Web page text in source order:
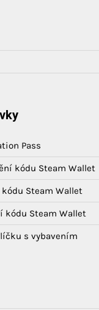
Pass
kódu Steam Wallet
Steam Wallet
kódu Steam Wallet
s vybavením